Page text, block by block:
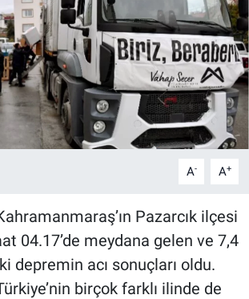
A- A+
Pazarcık ilçesi
04.17’de meydana gelen ve 7,4
depremin acı sonuçları oldu.
birçok farklı ilinde de